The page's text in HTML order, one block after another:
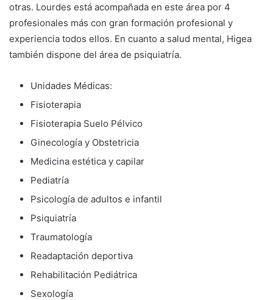
otras. Lourdes está acompañada en este área por 4
profesionales más con gran formación profesional y
experiencia todos ellos. En cuanto a salud mental, Higea
también dispone del área de psiquiatría.
Unidades Médicas:
Fisioterapia
Fisioterapia Suelo Pélvico
Ginecología y Obstetricia
Medicina estética y capilar
Pediatría
Psicología de adultos e infantil
Psiquiatría
Traumatología
Readaptación deportiva
Rehabilitación Pediátrica
Sexología